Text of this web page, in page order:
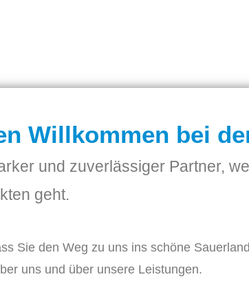
Willkommen bei
und zuverlässiger Partner,
geht.
Sie den Weg zu uns ins schöne
uns und über unsere Leistungen.